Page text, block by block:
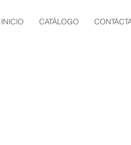
INICIO CATÁLOGO